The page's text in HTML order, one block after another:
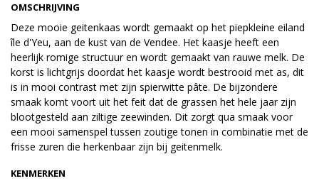
OMSCHRIJVING
Deze mooie geitenkaas wordt gemaakt op het piepkleine eiland
île d'Yeu, aan de kust van de Vendee. Het kaasje heeft een
heerlijk romige structuur en wordt gemaakt van rauwe melk. De
korst is lichtgrijs doordat het kaasje wordt bestrooid met as, dit
is in mooi contrast met zijn spierwitte pâte. De bijzondere
smaak komt voort uit het feit dat de grassen het hele jaar zijn
blootgesteld aan ziltige zeewinden. Dit zorgt qua smaak voor
een mooi samenspel tussen zoutige tonen in combinatie met de
frisse zuren die herkenbaar zijn bij geitenmelk.
KENMERKEN